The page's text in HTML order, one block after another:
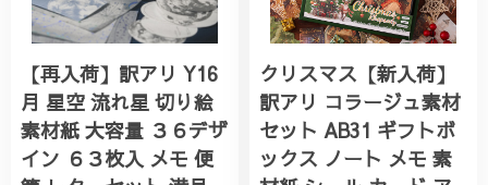
【再入荷】訳アリ Y16
月 星空 流れ星 切り絵
素材紙 大容量 ３６デザ
イン ６３枚入 メモ 便
クリスマス【新入荷】
訳アリ コラージュ素材
セット AB31 ギフトボ
ックス ノート メモ 素